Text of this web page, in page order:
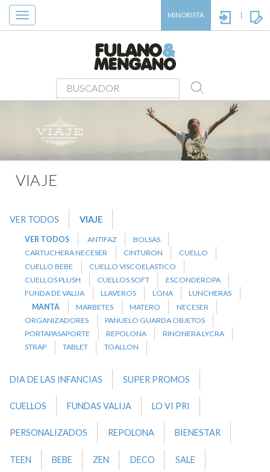
Toggle
navigation
MINORISTA
VIAJE>MANTA
VIAJE
VER TODOS VIAJE
VER TODOS ANTIFAZ
BOLSAS
CARTUCHERA NECESER
CINTURON
CUELLO
CUELLO BEBE
CUELLO VISCOELASTICO
CUELLOS PLUSH
CUELLOS SOFT
ESCONDEROPA
FUNDA DE VALIJA
LLAVEROS LONA
LUNCHERAS
MANTA
MARBETES MATERO
NECESER
ORGANIZADORES
PANUELO GUARDA OBJETOS
PORTAPASAPORTE
REPOLONA
RINONERA LYCRA
STRAP
TABLET TOALLON
DIA DE LAS INFANCIAS SUPER PROMOS
CUELLOS FUNDAS VALIJA LO VI PRI
PERSONALIZADOS REPOLONA BIENESTAR
TEEN BEBE ZEN DECO SALE